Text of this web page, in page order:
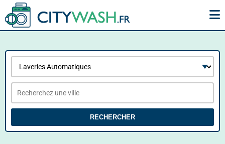
RECHERCHER